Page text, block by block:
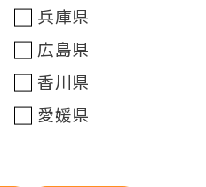
兵庫県
広島県
香川県
愛媛県